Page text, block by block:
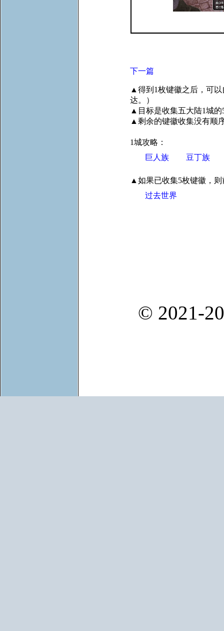
下一篇
▲得到1枚键徽之后，可
达。）
▲目标是收集五大陆1城的
▲剩余的键徽收集没有顺
1城攻略：
巨人族
豆丁族
▲如果已收集5枚键徽，则
过去世界
© 2021-